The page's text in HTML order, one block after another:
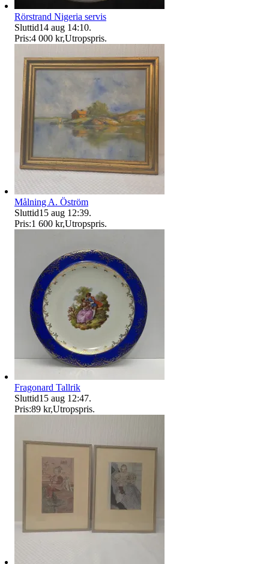
Rörstrand Nigeria servis
Sluttid14 aug 14:10.
Pris:4 000 kr,Utropspris.
Målning A. Öström
Sluttid15 aug 12:39.
Pris:1 600 kr,Utropspris.
Fragonard Tallrik
Sluttid15 aug 12:47.
Pris:89 kr,Utropspris.